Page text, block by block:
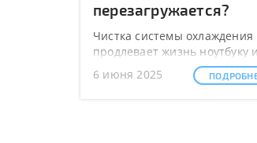
перезагружается?
Чистка системы охлаждения
продлевает жизнь ноутбуку и
предотвращает
ремонт
6 июня 2025